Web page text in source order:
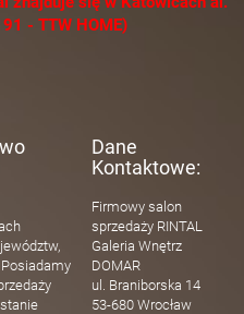
- TTW HOME)
Dane
Kontaktowe:
Firmowy salon
sprzedaży RINTAL
Galeria Wnętrz
DOMAR
ul. Braniborska 14
53-680 Wrocław